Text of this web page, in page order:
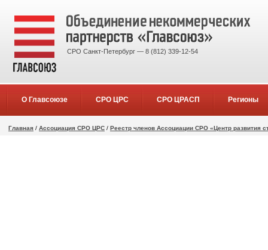
СРО Санкт-Петербург — 8 (812) 339-12-54
О Главсоюзе СРО ЦРС СРО ЦРАСП Регионы
Главная / Ассоциация СРО ЦРС / Реестр членов Ассоциации СРО «Центр развития